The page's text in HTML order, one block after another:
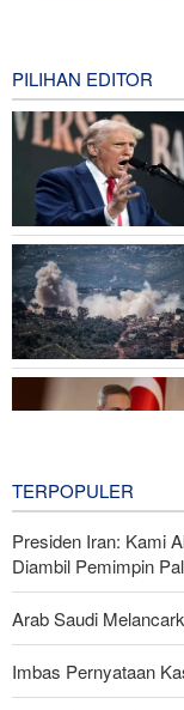
Brigjen Akrami Nia:
Foreign Policy:
Kebijakan Ini Gagal
Brigjen Ebnolreza:
Impor Mana Pun di
Mengapa AS Nyaris
Iran?
PILIHAN EDITOR
TERPOPULER
Presiden Iran: Kami
Diambil Pemimpin
Arab Saudi
Imbas Pernyataan